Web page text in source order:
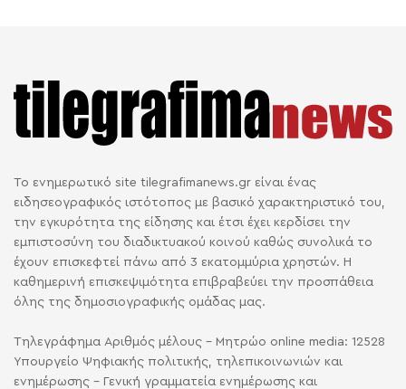
Το ενημερωτικό site tilegrafimanews.gr είναι ένας
ειδησεογραφικός ιστότοπος με βασικό χαρακτηριστικό του,
την εγκυρότητα της είδησης και έτσι έχει κερδίσει την
εμπιστοσύνη του διαδικτυακού κοινού καθώς συνολικά το
έχουν επισκεφτεί πάνω από 3 εκατομμύρια χρηστών. Η
καθημερινή επισκεψιμότητα επιβραβεύει την προσπάθεια
όλης της δημοσιογραφικής ομάδας μας.
Τηλεγράφημα Αριθμός μέλους - Μητρώο online media: 12528
Υπουργείο Ψηφιακής πολιτικής, τηλεπικοινωνιών και
ενημέρωσης - Γενική γραμματεία ενημέρωσης και